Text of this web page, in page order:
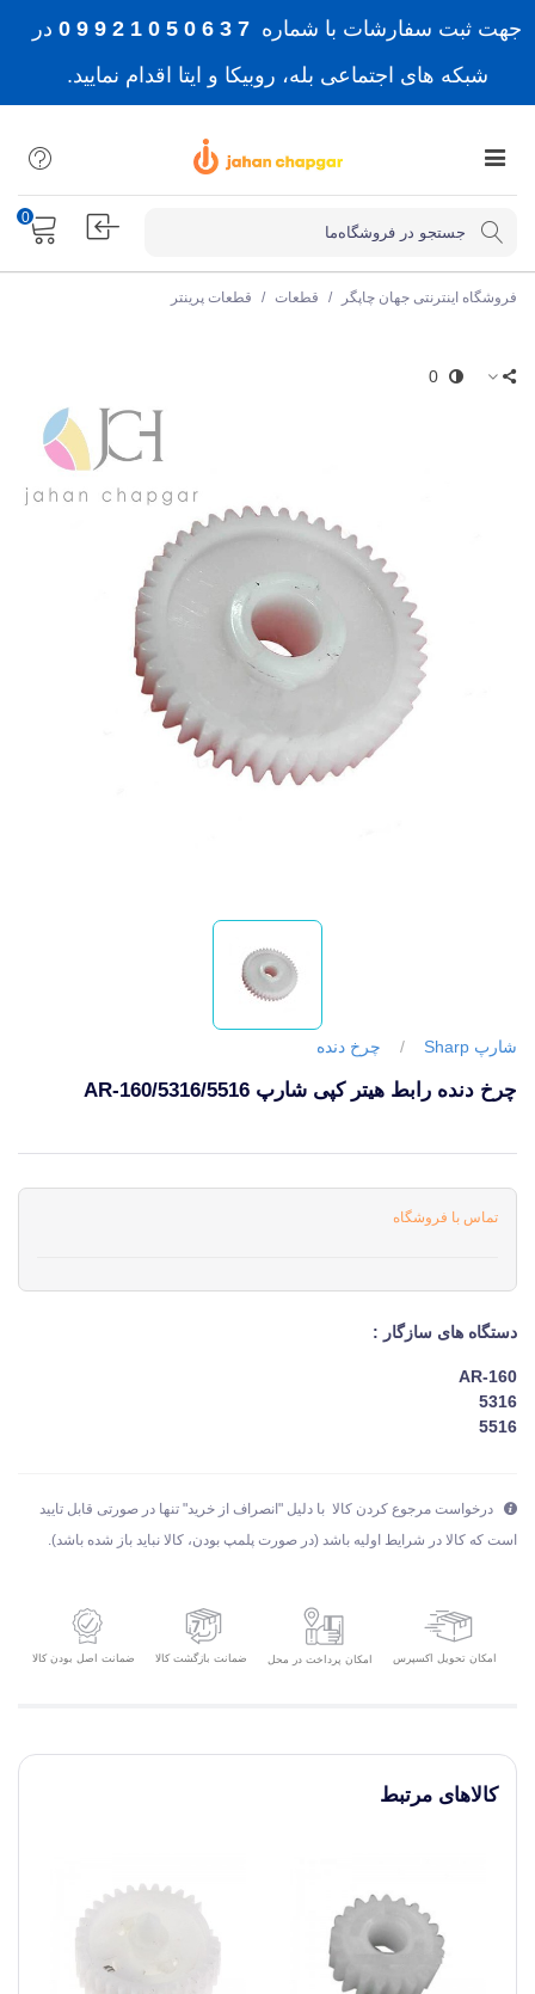
جهت ثبت سفارشات با شماره 7 3 6 0 5 0 1 2 9 9 0
در
شبکه های اجتماعی بله، روبیکا و ایتا اقدام نمایید.
0
فروشگاه اینترنتی جهان چاپگر / قطعات / قطعات پرینتر
0
شارپ Sharp / چرخ دنده
چرخ دنده رابط هیتر کپی شارپ AR-160/5316/5516
تماس با فروشگاه
دستگاه های سازگار :
AR-160
5316
5516
درخواست مرجوع کردن کالا با دلیل "انصراف از خرید" تنها در صورتی قابل تایید
است که کالا در شرایط اولیه باشد (در صورت پلمپ بودن، کالا نباید باز شده باشد).
امکان تحویل اکسپرس امکان پرداخت در محل ضمانت بازگشت کالا ضمانت اصل بودن کالا
کالاهای مرتبط